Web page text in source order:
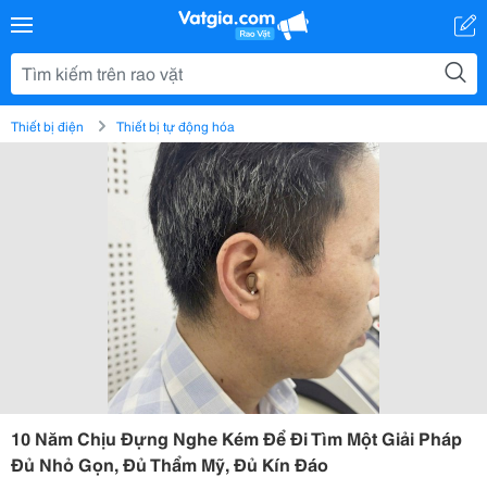
Thiết bị điện Thiết bị tự động hóa
10 Năm Chịu Đựng Nghe Kém Để Đi Tìm Một Giải Pháp
Đủ Nhỏ Gọn, Đủ Thẩm Mỹ, Đủ Kín Đáo